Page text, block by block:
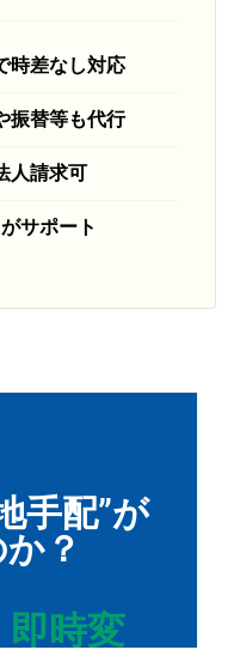
時差なし対応
振替等も代行
人請求可
サポート
手配”が
？
即時変